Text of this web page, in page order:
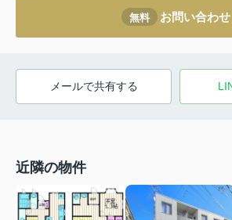
無料 お問い合わせ
メールで共有する
近隣の物件